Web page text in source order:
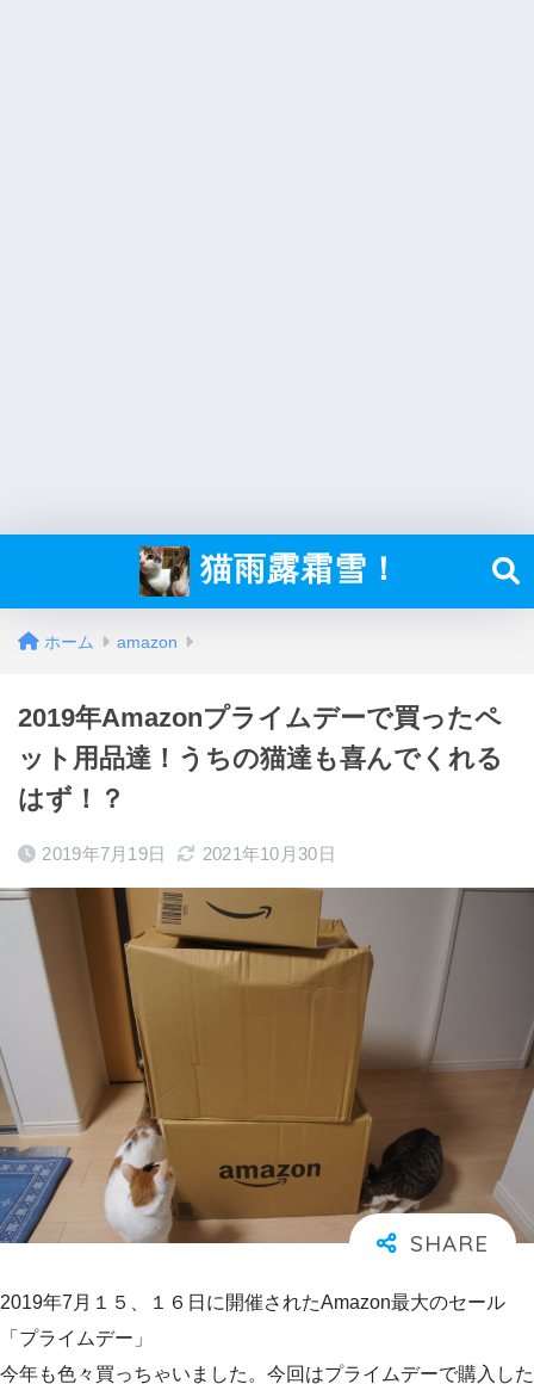
猫雨露霜雪！
ホーム amazon
2019年Amazonプライムデーで買ったペ
ット用品達！うちの猫達も喜んでくれる
はず！？
2019年7月19日 2021年10月30日
2019年7月１５、１６日に開催されたAmazon最大のセール
「プライムデー」
今年も色々買っちゃいました。今回はプライムデーで購入した